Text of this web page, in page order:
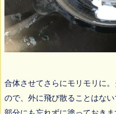
合体させてさらにモリモリに
ので、外に飛び散ることはな